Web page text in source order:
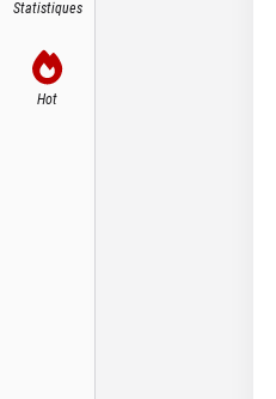
Statistiques
Hot